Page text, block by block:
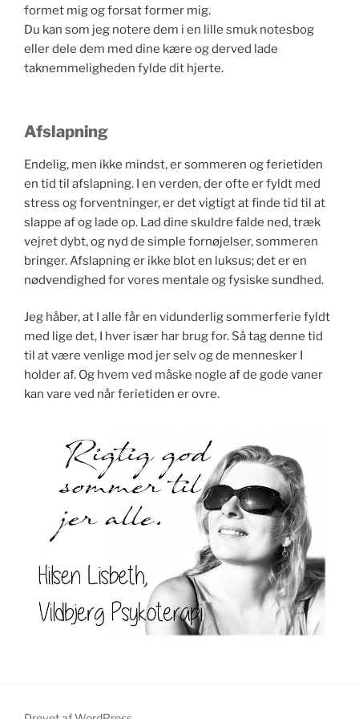
formet mig og forsat former mig.
Du kan som jeg notere dem i en lille smuk notesbog
eller dele dem med dine kære og derved lade
taknemmeligheden fylde dit hjerte.
Afslapning
Endelig, men ikke mindst, er sommeren og ferietiden
en tid til afslapning. I en verden, der ofte er fyldt med
stress og forventninger, er det vigtigt at finde tid til at
slappe af og lade op. Lad dine skuldre falde ned, træk
vejret dybt, og nyd de simple fornøjelser, sommeren
bringer. Afslapning er ikke blot en luksus; det er en
nødvendighed for vores mentale og fysiske sundhed.
Jeg håber, at I alle får en vidunderlig sommerferie fyldt
med lige det, I hver især har brug for. Så tag denne tid
til at være venlige mod jer selv og de mennesker I
holder af. Og hvem ved måske nogle af de gode vaner
kan vare ved når ferietiden er ovre.